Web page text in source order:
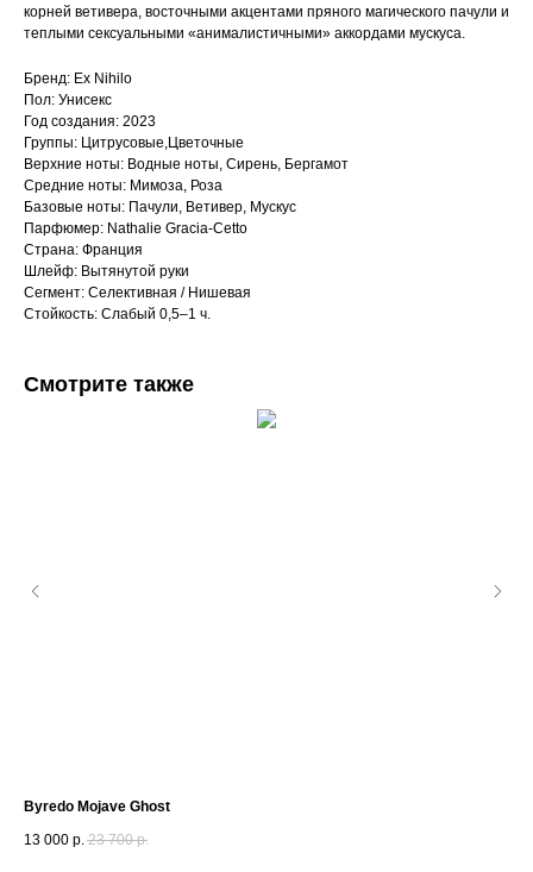
корней ветивера, восточными акцентами пряного магического пачули и
теплыми сексуальными «анималистичными» аккордами мускуса.
Бренд: Ex Nihilo
Пол: Унисекс
Год создания: 2023
Группы: Цитрусовые,Цветочные
Верхние ноты: Водные ноты, Сирень, Бергамот
Средние ноты: Мимоза, Роза
Базовые ноты: Пачули, Ветивер, Мускус
Парфюмер: Nathalie Gracia-Cetto
Страна: Франция
Шлейф: Вытянутой руки
Сегмент: Селективная / Нишевая
Стойкость: Слабый 0,5–1 ч.
Смотрите также
Byredo Mojave Ghost
13 000 р. 23 700 р.